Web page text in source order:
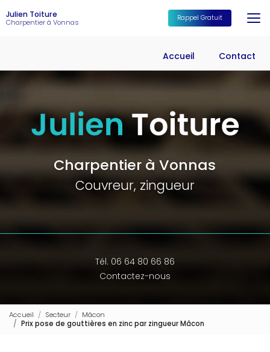
au
contenu
Accueil
Contact
Julien Toiture
Charpentier à Vonnas Rappel Gratuit
Charpentier à Vonnas
Couvreur, zingueur
Tél. 06 64 80 66 86
Contactez-nous
Accueil Secteur
Mâcon
Prix pose de gouttières en zinc par zingueur Mâcon